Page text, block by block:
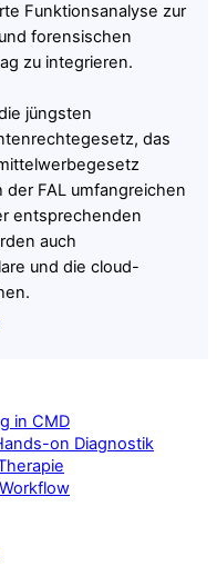
Funktionsanalyse zur
forensischen
zu integrieren.
jüngsten
das
FAL umfangreichen
entsprechenden
auch
und die cloud-
in CMD
on Diagnostik